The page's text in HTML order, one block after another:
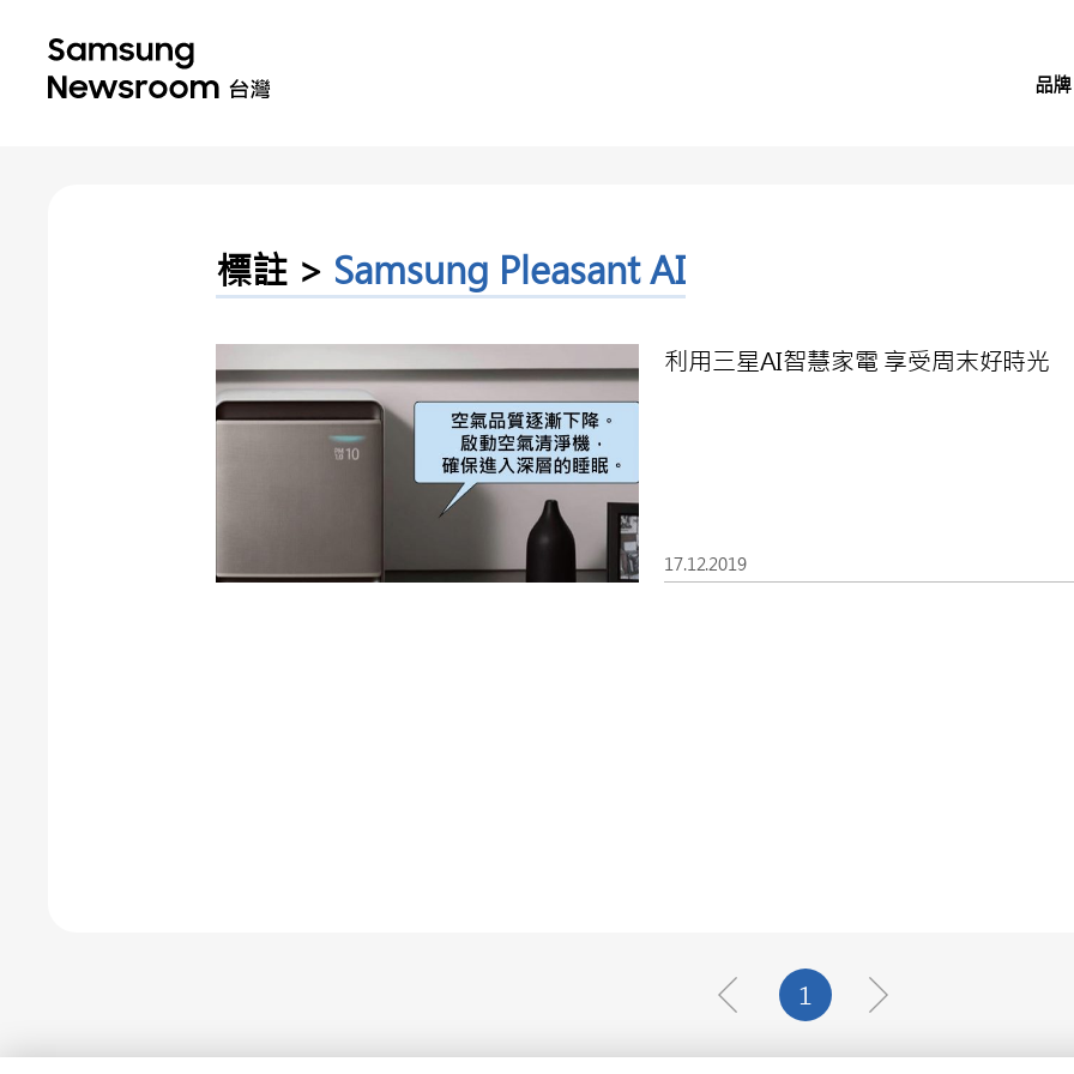
品牌
標註 > Samsung Pleasant AI
利用三星AI智慧家電 享受周末好時光
17.12.2019
1